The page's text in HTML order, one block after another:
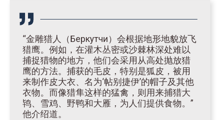
“金雕猎人（Беркутчи）会根据地形地貌放飞
猎鹰。例如，在灌木丛密或沙棘林深处难以
捕捉猎物的地方，他们会采用从高处抛放猎
鹰的方法。捕获的毛皮，特别是狐皮，被用
来制作皮大衣、名为‘帖别捷伊’的帽子及其他
衣物。而像猎隼这样的猛禽，则用来捕猎大
鸨、雪鸡、野鸭和大雁，为人们提供食物。”
他介绍道。